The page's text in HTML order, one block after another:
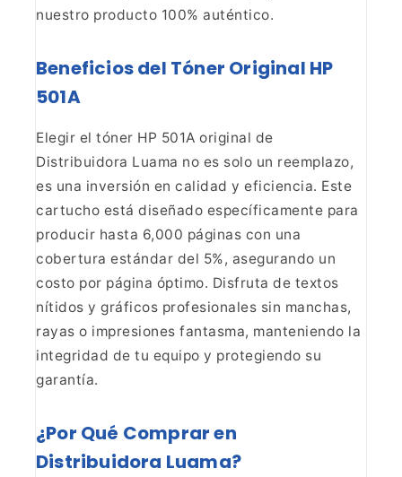
nuestro producto 100% auténtico.
Beneficios del Tóner Original HP
501A
Elegir el tóner HP 501A original de
Distribuidora Luama no es solo un reemplazo,
es una inversión en calidad y eficiencia. Este
cartucho está diseñado específicamente para
producir hasta 6,000 páginas con una
cobertura estándar del 5%, asegurando un
costo por página óptimo. Disfruta de textos
nítidos y gráficos profesionales sin manchas,
rayas o impresiones fantasma, manteniendo la
integridad de tu equipo y protegiendo su
garantía.
¿Por Qué Comprar en
Distribuidora Luama?